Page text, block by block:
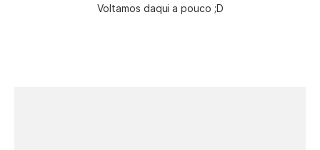
Voltamos daqui a pouco ;D